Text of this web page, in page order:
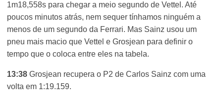
1m18,558s para chegar a meio segundo de Vettel. Até
poucos minutos atrás, nem sequer tínhamos ninguém a
menos de um segundo da Ferrari. Mas Sainz usou um
pneu mais macio que Vettel e Grosjean para definir o
tempo que o coloca entre eles na tabela.
13:38 Grosjean recupera o P2 de Carlos Sainz com uma
volta em 1:19.159.